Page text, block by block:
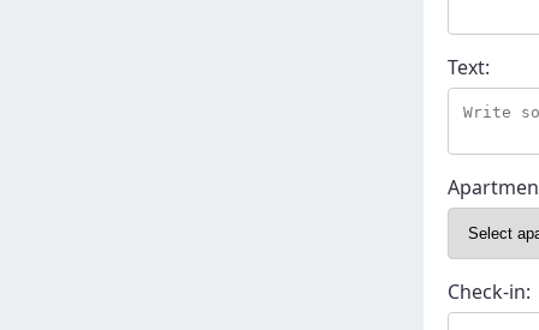
Text:
Check-in: